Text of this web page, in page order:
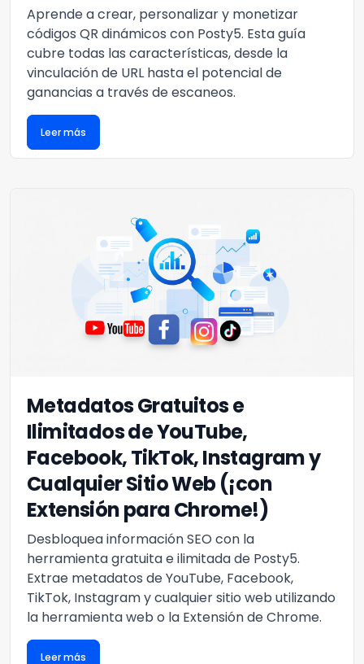
Aprende a crear, personalizar y monetizar
códigos QR dinámicos con Posty5. Esta guía
cubre todas las características, desde la
vinculación de URL hasta el potencial de
ganancias a través de escaneos.
Leer más
Metadatos Gratuitos e
Ilimitados de YouTube,
Facebook, TikTok, Instagram y
Cualquier Sitio Web (¡con
Extensión para Chrome!)
Desbloquea información SEO con la
herramienta gratuita e ilimitada de Posty5.
Extrae metadatos de YouTube, Facebook,
TikTok, Instagram y cualquier sitio web utilizando
la herramienta web o la Extensión de Chrome.
Leer más